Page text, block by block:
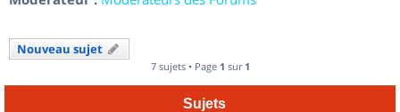
Nouveau sujet
7 sujets • Page 1 sur 1
Sujets